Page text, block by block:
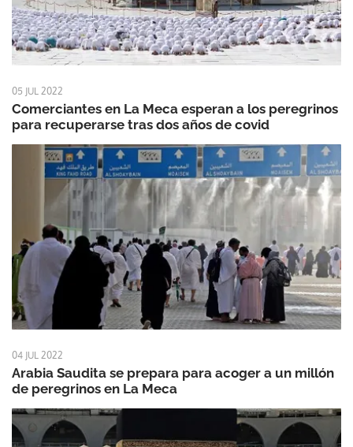
05 JUL 2022
Comerciantes en La Meca esperan a los peregrinos
para recuperarse tras dos años de covid
04 JUL 2022
Arabia Saudita se prepara para acoger a un millón
de peregrinos en La Meca